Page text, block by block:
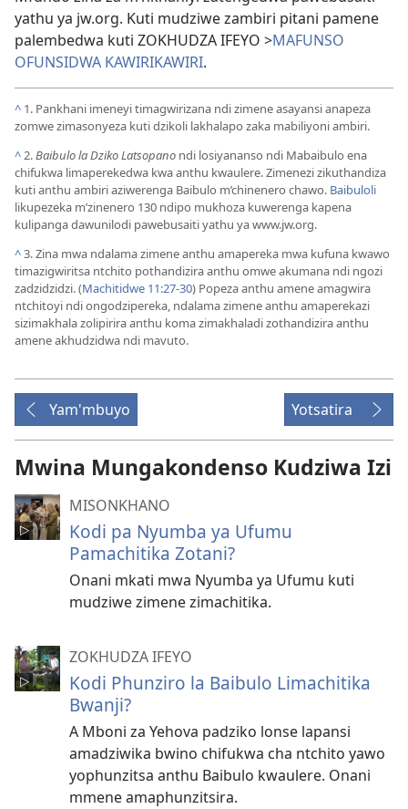
yathu ya jw.org. Kuti mudziwe zambiri pitani pamene
palembedwa kuti ZOKHUDZA IFEYO >MAFUNSO
OFUNSIDWA KAWIRIKAWIRI.
^ 1. Pankhani imeneyi timagwirizana ndi zimene asayansi anapeza
zomwe zimasonyeza kuti dzikoli lakhalapo zaka mabiliyoni ambiri.
^2.Baibulo la Dziko Latsopano ndi losiyananso ndi Mabaibulo ena
chifukwa limaperekedwa kwa anthu kwaulere. Zimenezi zikuthandiza
kuti anthu ambiri aziwerenga Baibulo m’chinenero chawo. Baibuloli
likupezeka m’zinenero 130 ndipo mukhoza kuwerenga kapena
kulipanga dawunilodi pawebusaiti yathu ya www.jw.org.
^3. Zina mwa ndalama zimene anthu amapereka mwa kufuna kwawo
timazigwiritsa ntchito pothandizira anthu omwe akumana ndi ngozi
zadzidzidzi. (Machitidwe 11:27-30) Popeza anthu amene amagwira
ntchitoyi ndi ongodzipereka, ndalama zimene anthu amaperekazi
sizimakhala zolipirira anthu koma zimakhaladi zothandizira anthu
amene akhudzidwa ndi mavuto.
Yam'mbuyo Yotsatira
Mwina Mungakondenso Kudziwa Izi
MISONKHANO
Kodi pa Nyumba ya Ufumu
Pamachitika Zotani?
Onani mkati mwa Nyumba ya Ufumu kuti
mudziwe zimene zimachitika.
ZOKHUDZA IFEYO
Kodi Phunziro la Baibulo Limachitika
Bwanji?
A Mboni za Yehova padziko lonse lapansi
amadziwika bwino chifukwa cha ntchito yawo
yophunzitsa anthu Baibulo kwaulere. Onani
mmene amaphunzitsira.